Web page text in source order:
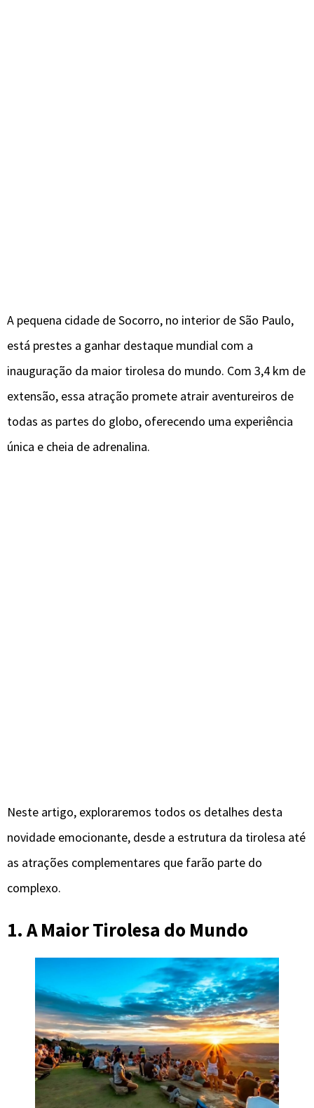
A pequena cidade de Socorro, no interior de São Paulo,
está prestes a ganhar destaque mundial com a
inauguração da maior tirolesa do mundo. Com 3,4 km de
extensão, essa atração promete atrair aventureiros de
todas as partes do globo, oferecendo uma experiência
única e cheia de adrenalina.
Neste artigo, exploraremos todos os detalhes desta
novidade emocionante, desde a estrutura da tirolesa até
as atrações complementares que farão parte do
complexo.
1. A Maior Tirolesa do Mundo